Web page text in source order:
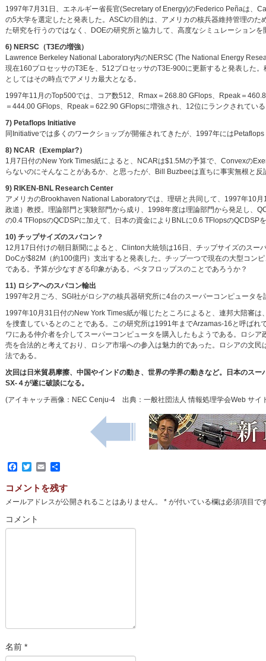
1997年7月31日、エネルギー省長官(Secretary of Energy)のFederico Peñaは
の5大学を選定したと発表した。ASCIの目的は、アメリカの核兵器維持管理の
た研究を行うのではなく、DOEの研究所と協力して、高度なシミュレーション
6) NERSC（T3Eの増強）
Lawrence Berkeley National Laboratory内のNERSC (The National Energy
現在160プロセッサのT3Eを、512プロセッサのT3E-900に更新すると発表した
としてはその時点でアメリカ最大となる。
1997年11月のTop500では、コア数512、Rmax＝268.80 GFlops、Rpeak＝
＝444.00 GFlops、Rpeak＝622.90 GFlopsに増強され、12位にランクされてい
7) Petaflops Initiative
同Initiativeでは多くのワークショップが開催されてきたが、1997年には
8) NCAR（Exemplar?）
1月7日付のNew York Times紙によると、NCARは$1.5Mの予算で、Convexの
らないのにそんなことがあるか、と思ったが、Bill Buzbeeは直ちに事実無根と
9) RIKEN-BNL Research Center
アメリカのBrookhaven National Laboratoryでは、理研と共同して、1997年10
政道）教授。理論部門と実験部門から成り、1998年度は理論部門から発足し、
の0.4 TFlopsのQCDSPに加えて、日本の資金によりBNLに0.6 TFlopsのQCDSP
10) チップサイズのスパコン？
12月17日付けの朝日新聞によると、Clinton大統領は16日、チップサイズのス
DoCが$82M（約100億円）支出すると発表した。チップ一つで現在の大型コン
である。予算が少なすぎる印象がある。ペタフロップスのことであろうか？
11) ロシアへのスパコン輸出
1997年2月ごろ、SGI社がロシアの核兵器研究所に4台のスーパーコンピュータ
1997年10月31日付のNew York Times紙が報じたところによると、連邦大陪審
を捜査しているとのことである。この研究所は1991年までArzamas-16と呼ば
ワにある仲介者を介してスーパーコンピュータを購入したもようである。ロシ
売を合法的と考えており、ロシア市場への参入は魅力的であった。ロシアの文
法である。
次回は日米貿易摩擦、中国やインドの動き、世界の学界の動きなど。日本のス
SX-４が遂に破談になる。
(アイキャッチ画像：NEC Cenju-4 出典：一般社団法人 情報処理学会Web サイ
Facebook
TwitterEmail
共
コメントを残す
メールアドレスが公開されることはありません。 *が付いている欄は必須項目で
コメント
名前 *